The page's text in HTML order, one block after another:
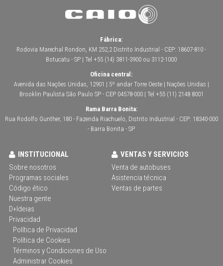
Fábrica:
Rodovia Marechal Rondon, KM 252,2 Distrito Industrial - CEP: 18607-810 -
Botucatu - SP | Tel +55 (14) 3811-3900 ou 3112-1000
Oficina central:
Avenida das Nações Unidas, 12901 | 5º andar Torre Oeste | Nações Unidas |
Brooklin Paulista São Paulo SP - CEP 04578-000 | Tel +55 (11) 2148 8001
Rama Barra Bonita:
Rua Rodolfo Gunther, 180 - Fazenda Riachuelo, Distrito Industrial - CEP: 18340-000
- Barra Bonita - SP
INSTITUCIONAL
Sobre nosotros
Programas sociales
Código ético
Nuestra gente
D+Ideias
Privacidad
Política de Privacidad
Política de Cookies
Términos y Condiciones de Uso
Administrar Cookies
VENTAS Y SERVICIOS
Venta de autobuses
Asistencia técnica
Ventas de partes